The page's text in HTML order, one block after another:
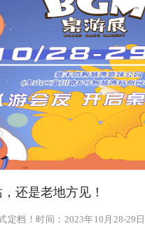
还是老地方见！
定档！时间：2023年10月28-29